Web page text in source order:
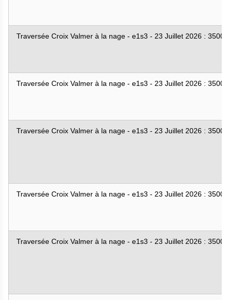
Traversée Croix Valmer à la nage - e1s3 - 23 Juillet 2026 : 3500m
Traversée Croix Valmer à la nage - e1s3 - 23 Juillet 2026 : 3500m
Traversée Croix Valmer à la nage - e1s3 - 23 Juillet 2026 : 3500m
Traversée Croix Valmer à la nage - e1s3 - 23 Juillet 2026 : 3500m
Traversée Croix Valmer à la nage - e1s3 - 23 Juillet 2026 : 3500m